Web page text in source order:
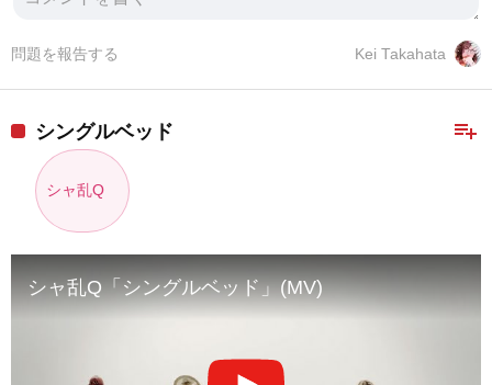
Kei Takahata
問題を報告する
playlist_add
シングルベッド
シャ乱Q
シャ乱Q「シングルベッド」(MV)